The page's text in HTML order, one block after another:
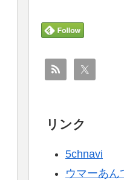
リンク
5chnavi
ウマーあん